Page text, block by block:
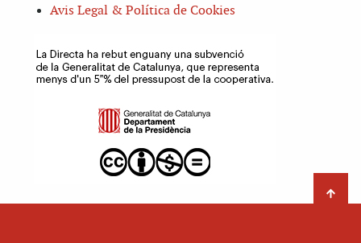
Avis Legal & Política de Cookies